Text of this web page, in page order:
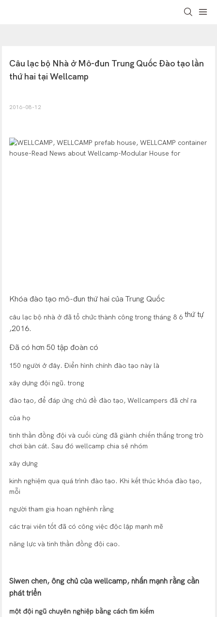
Câu lạc bộ Nhà ở Mô-đun Trung Quốc Đào tạo lần
thứ hai tại Wellcamp
2016-08-12
Khóa đào tạo mô-đun thứ hai của Trung Quốc
câu lạc bộ nhà ở đã tổ chức thành công trong tháng 8 6 thứ tự
,2016.
Đã có hơn 50 tập đoàn có
150 người ở đây. Điển hình chính đào tạo này là
xây dựng đội ngũ. trong
đào tạo, để đáp ứng chủ đề đào tạo, Wellcampers đã chỉ ra
của họ
tinh thần đồng đội và cuối cùng đã giành chiến thắng trong trò
chơi bàn cát. Sau đó wellcamp chia sẻ nhóm
xây dựng
kinh nghiệm qua quá trình đào tạo. Khi kết thúc khóa đào tạo,
mỗi
người tham gia hoan nghênh rằng
các trại viên tốt đã có công việc độc lập mạnh mẽ
năng lực và tinh thần đồng đội cao.
Siwen chen, ông chủ của wellcamp, nhấn mạnh rằng cần
phát triển
một đội ngũ chuyên nghiệp bằng cách tìm kiếm